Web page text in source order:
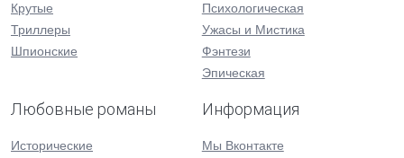
Крутые
Триллеры
Шпионские
Психологическая
Ужасы и Мистика
Фэнтези
Эпическая
Любовные романы
Исторические
Информация
Мы Вконтакте